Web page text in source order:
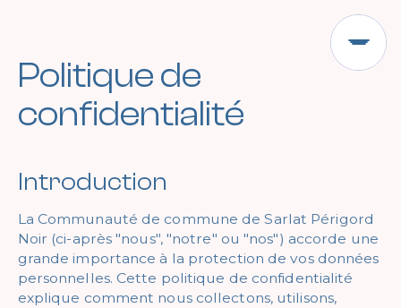
Politique de
confidentialité
Introduction
La Communauté de commune de Sarlat Périgord
Noir (ci-après "nous", "notre" ou "nos") accorde une
grande importance à la protection de vos données
personnelles. Cette politique de confidentialité
explique comment nous collectons, utilisons,